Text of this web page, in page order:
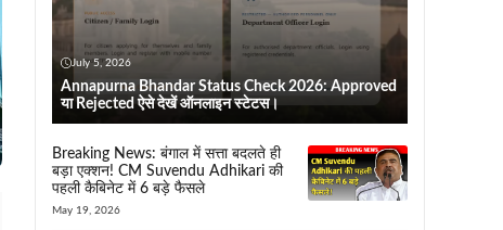
July 5, 2026
Annapurna Bhandar Status Check 2026: Approved
या Rejected ऐसे देखें ऑनलाइन स्टेटस।
Breaking News: बंगाल में सत्ता बदलते ही
बड़ा एक्शन! CM Suvendu Adhikari की
पहली कैबिनेट में 6 बड़े फैसले
May 19, 2026